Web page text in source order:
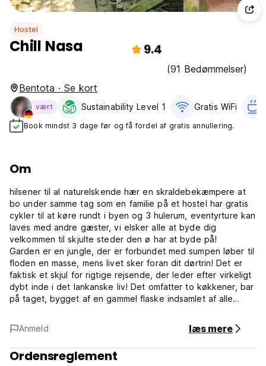
Hostel
Chill Nasa 9.4
(91 Bedømmelser)
Bentota · Se kort
vært Sustainability Level 1 Gratis WiFi
Book mindst 3 dage før og få fordel af gratis annullering.
Om
hilsener til al naturelskende hær en skraldebekæmpere at
bo under samme tag som en familie på et hostel har gratis
cykler til at køre rundt i byen og 3 hulerum, eventyrture kan
laves med andre gæster, vi elsker alle at byde dig
velkommen til skjulte steder den ø har at byde på!
Garden er en jungle, der er forbundet med sumpen løber til
floden en masse, mens livet sker foran dit dørtrin! Det er
faktisk et skjul for rigtige rejsende, der leder efter virkeligt
dybt inde i det lankanske liv! Det omfatter to køkkener, bar
på taget, bygget af en gammel flaske indsamlet af alle
huleindkvartering og værelser har separate toiletter.
Har ikke fældet et eneste træ for at bygge dette sted, så
alle værelser har stadig træer i siden af ​​værelserne, og alle
Anmeld læs mere
Ordensreglement